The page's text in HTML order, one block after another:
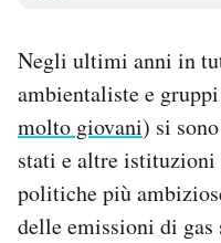
AREA PERSONALE
Area Personale
Newsletter
Notifiche mobile
Regala il Post
Hai bisogno di aiuto?
Negli ultimi anni in
ambientaliste e
molto giovani) si
stati e altre
politiche più
delle emissioni di gas